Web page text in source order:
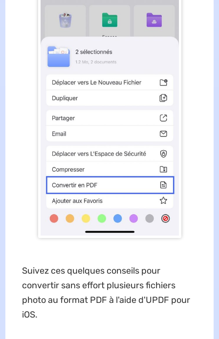
Suivez ces quelques conseils pour
convertir sans effort plusieurs fichiers
photo au format PDF à l'aide d'UPDF pour
iOS.